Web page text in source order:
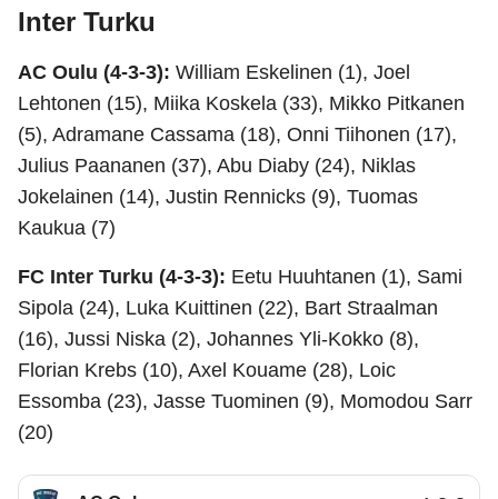
Inter Turku
AC Oulu (4-3-3): William Eskelinen (1), Joel
Lehtonen (15), Miika Koskela (33), Mikko Pitkanen
(5), Adramane Cassama (18), Onni Tiihonen (17),
Julius Paananen (37), Abu Diaby (24), Niklas
Jokelainen (14), Justin Rennicks (9), Tuomas
Kaukua (7)
FC Inter Turku (4-3-3): Eetu Huuhtanen (1), Sami
Sipola (24), Luka Kuittinen (22), Bart Straalman
(16), Jussi Niska (2), Johannes Yli-Kokko (8),
Florian Krebs (10), Axel Kouame (28), Loic
Essomba (23), Jasse Tuominen (9), Momodou Sarr
(20)